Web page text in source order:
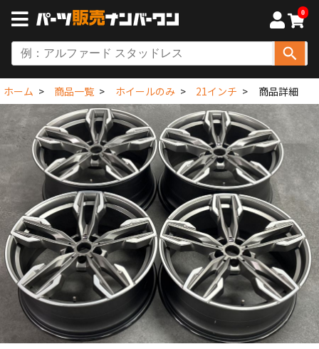
0
ホーム 商品一覧 ホイールのみ 21インチ 商品詳細